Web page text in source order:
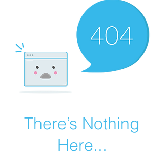
There’s Nothing
Here...